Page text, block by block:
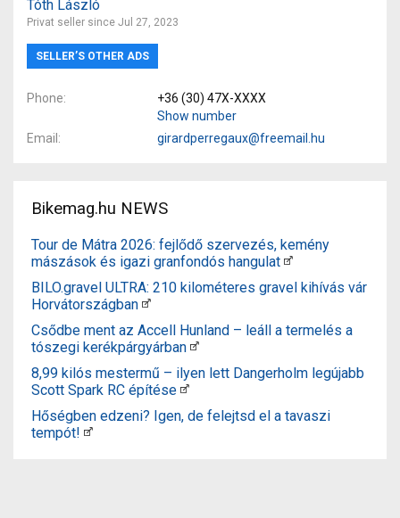
Tóth László
Privat seller since Jul 27, 2023
SELLER’S OTHER ADS
Phone
+36 (30) 47X-XXXX
Show number
Email
girardperregaux@freemail.hu
Bikemag.hu NEWS
Tour de Mátra 2026: fejlődő szervezés, kemény
mászások és igazi granfondós hangulat
BILO.gravel ULTRA: 210 kilométeres gravel kihívás vár
Horvátországban
Csődbe ment az Accell Hunland – leáll a termelés a
tószegi kerékpárgyárban
8,99 kilós mestermű – ilyen lett Dangerholm legújabb
Scott Spark RC építése
Hőségben edzeni? Igen, de felejtsd el a tavaszi
tempót!